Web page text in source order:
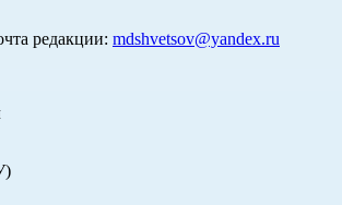
редакции: mdshvetsov@yandex.ru